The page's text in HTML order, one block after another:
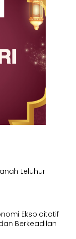
Leluhur
Eksploitatif
Berkeadilan